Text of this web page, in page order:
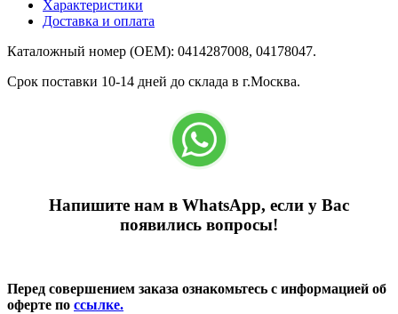
Характеристики
Доставка и оплата
Каталожный номер (OEM): 0414287008, 04178047.
Срок поставки 10-14 дней до склада в г.Москва.
Напишите нам в WhatsApp, если у Вас
появились вопросы!
Перед совершением заказа ознакомьтесь с информацией об
оферте по ссылке.